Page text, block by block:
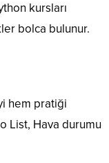
kursları
bolca bulunur.
hem pratiği
List, Hava durumu